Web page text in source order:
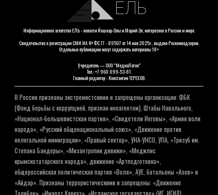
ЕЛЬ
Информационное агентство ЕЛЬ - новости Йошкар-Олы и Марий Эл, интересное в России и мире.
Свидетельство о регистрации СМИ ИА № ФС 77 - 89507 от 14 мая 2025г., выдано Роскомнадзором.
Отдельные публикации могут содержать материалы 18+
Учредитель — ООО "МедиаПоток"
Тел.: +7 960 099-53-81.
Главный редактор - Константин ТЕРЕХОВ.
В России признаны экстремистскими и запрещены организации: ФБК
(Фонд борьбы с коррупцией, признан иноагентом), Штабы Навального,
«Национал-большевистская партия», «Свидетели Иеговы», «Армия воли
народа», «Русский общенациональный союз», «Движение против
нелегальной иммиграции», «Правый сектор», УНА-УНСО, УПА, «Тризуб им.
Степана Бандеры», «Мизантропик дивижн», «Меджлис
крымскотатарского народа», движение «Артподготовка»,
общероссийская политическая партия «Воля», АУЕ, батальоны «Азов» и
«Айдар». Признаны террористическими и запрещены: «Движение